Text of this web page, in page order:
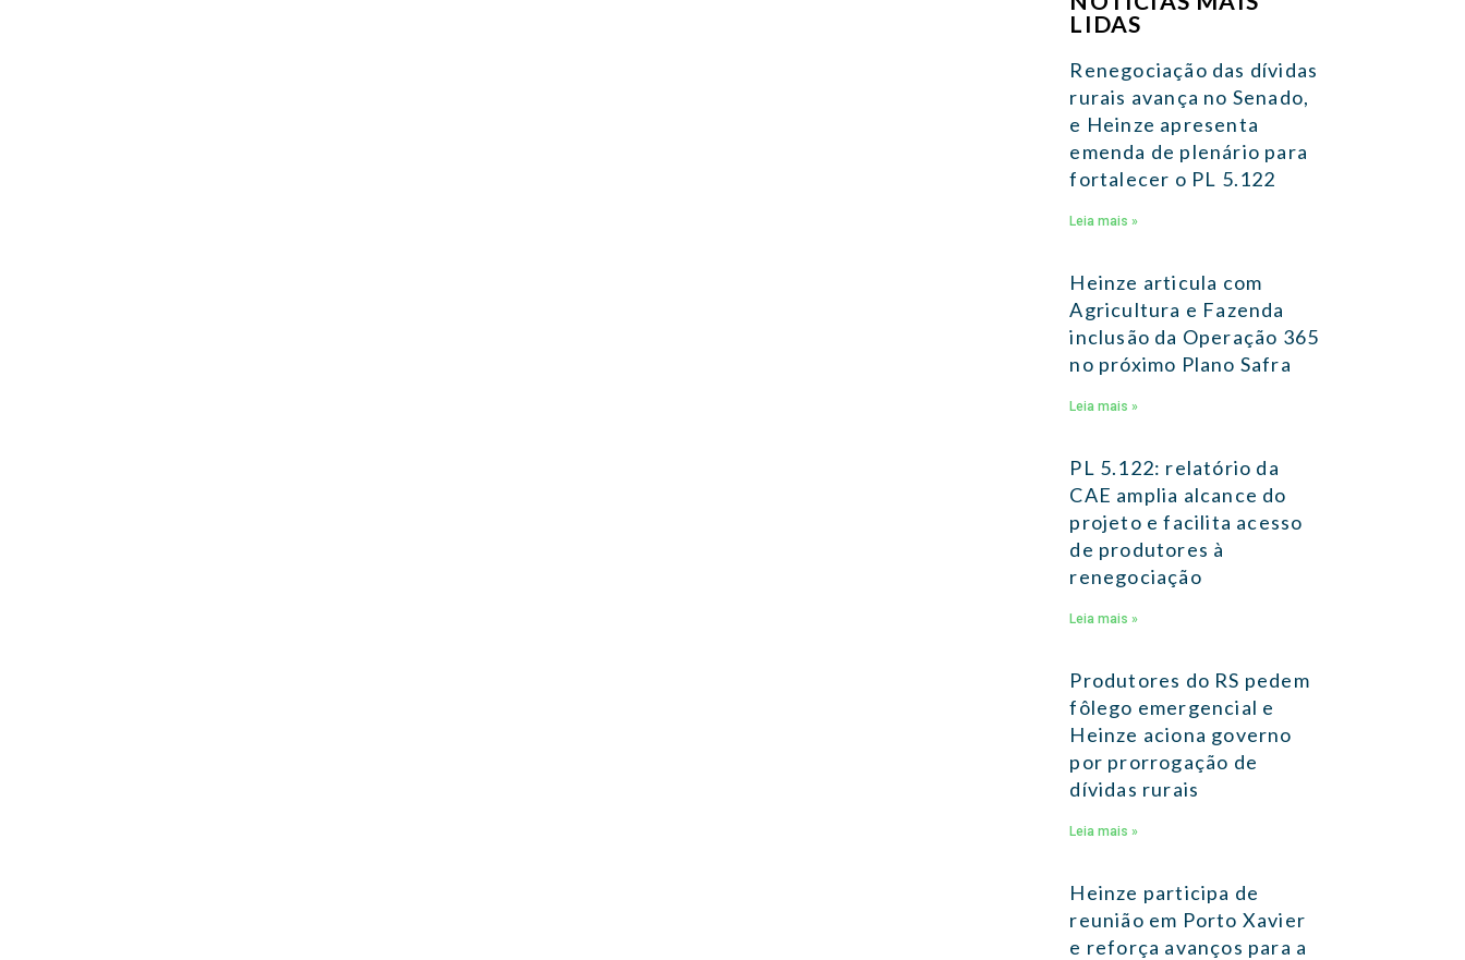
LIDAS
Renegociação das dívidas
rurais avança no Senado,
e Heinze apresenta
emenda de plenário para
fortalecer o PL 5.122
Leia mais »
Heinze articula com
Agricultura e Fazenda
inclusão da Operação 365
no próximo Plano Safra
Leia mais »
PL 5.122: relatório da
CAE amplia alcance do
projeto e facilita acesso
de produtores à
renegociação
Leia mais »
Produtores do RS pedem
fôlego emergencial e
Heinze aciona governo
por prorrogação de
dívidas rurais
Leia mais »
Heinze participa de
reunião em Porto Xavier
e reforça avanços para a